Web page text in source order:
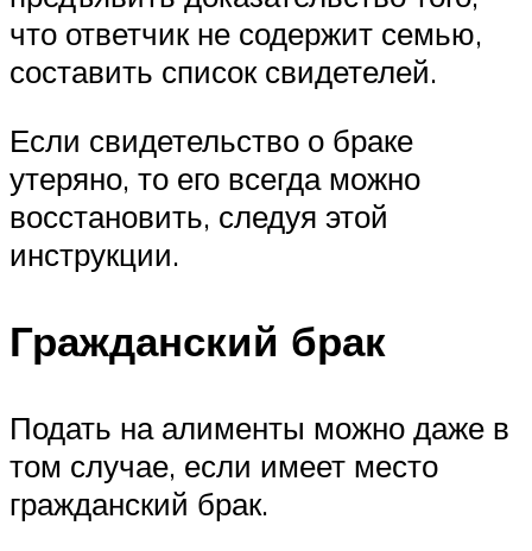
что ответчик не содержит семью,
составить список свидетелей.
Если свидетельство о браке
утеряно, то его всегда можно
восстановить, следуя этой
инструкции.
Гражданский брак
Подать на алименты можно даже в
том случае, если имеет место
гражданский брак.